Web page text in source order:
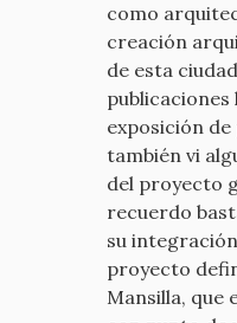
como
creación
de esta
publicaciones
exposición de
también vi
del proyecto
recuerdo
su
proyecto
Mansilla, que